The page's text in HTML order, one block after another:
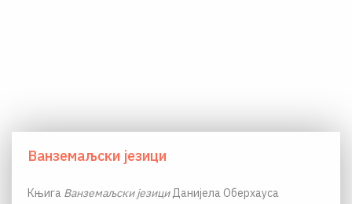
Ванземаљски језици
Књига Ванземаљски језициДанијела Оберхауса